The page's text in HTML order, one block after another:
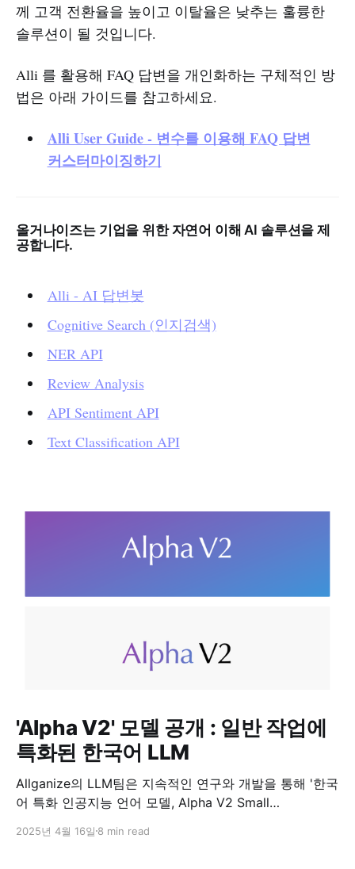
께 고객 전환율을 높이고 이탈율은 낮추는 훌륭한
솔루션이 될 것입니다.
Alli 를 활용해 FAQ 답변을 개인화하는 구체적인 방
법은 아래 가이드를 참고하세요.
Alli User Guide - 변수를 이용해 FAQ 답변
커스터마이징하기
올거나이즈는 기업을 위한 자연어 이해 AI 솔루션을 제
공합니다.
Alli - AI 답변봇
Cognitive Search (인지검색)
NER API
Review Analysis
API Sentiment API
Text Classification API
'Alpha V2' 모델 공개 : 일반 작업에
특화된 한국어 LLM
Allganize의 LLM팀은 지속적인 연구와 개발을 통해 '한국
어 특화 인공지능 언어 모델, Alpha V2 Small
에 최적화된 뛰어난 성능을 자랑하며, 일상적인 업무부터
2025년 4월 16일 8 min read